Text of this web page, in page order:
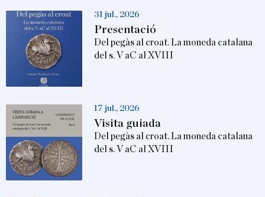
31 jul., 2026
Presentació
Del pegàs al croat. La moneda catalana
del s. V aC al XVIII
17 jul., 2026
Visita guiada
Del pegàs al croat. La moneda catalana
del s. V aC al XVIII